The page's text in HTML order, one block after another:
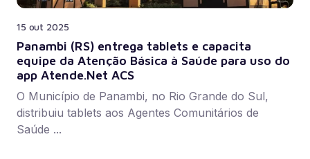
15 out 2025
Panambi (RS) entrega tablets e capacita
equipe da Atenção Básica à Saúde para uso do
app Atende.Net ACS
O Município de Panambi, no Rio Grande do Sul,
distribuiu tablets aos Agentes Comunitários de
Saúde ...